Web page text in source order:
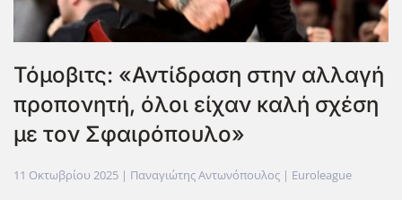
Τόμοβιτς: «Αντίδραση στην αλλαγή
προπονητή, όλοι είχαν καλή σχέση
με τον Σφαιρόπουλο»
11 Οκτωβρίου 2025 | Παναγιώτης Αντωνόπουλος | Euroleague